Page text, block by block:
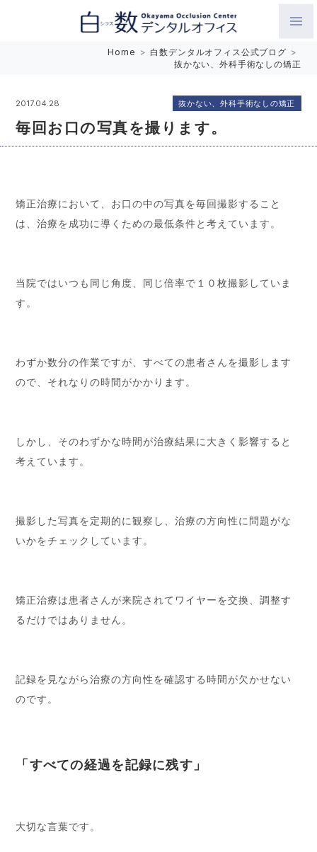
み合わせを考えたインプラントと矯正歯科
Home > 白数デンタルオフィス公式ブログ >
抜かない、外科手術なしの矯正
2017.04.28
毎回お口の写真を撮ります。
抜かない、外科手術なしの矯正
矯正治療において、お口の中の写真を毎回撮影すること
は、治療を成功に導くための最低条件と考えています。
当院ではいつも同じ角度、同じ倍率で１０枚撮影していま
す。
わずか数分の作業ですが、すべての患者さんを撮影します
ので、それなりの時間がかかります。
しかし、そのわずかな時間が治療結果に大きく影響すると
考えています。
撮影した写真を定期的に観察し、治療の方向性に問題がな
いかをチェックしています。
矯正治療は患者さんが来院されてワイヤーを交換、調整す
るだけではありません。
記録を見ながら治療の方向性を確認する時間が欠かせない
のです。
「すべての経過を記録に残す」
大切な言葉です。